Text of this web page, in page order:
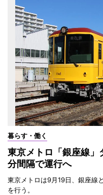
暮らす・働く
東京メトロ「銀座線
分間隔で運行へ
東京メトロは9月19日、銀座線
を行う。